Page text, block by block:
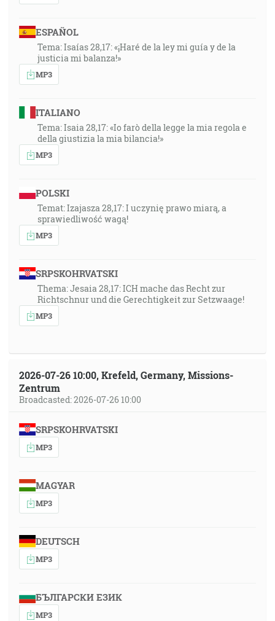
ESPAÑOL
Tema: Isaías 28,17: «¡Haré de la ley mi guía y de la
justicia mi balanza!»
MP3
ITALIANO
Tema: Isaia 28,17: «Io farò della legge la mia regola e
della giustizia la mia bilancia!»
MP3
POLSKI
Temat: Izajasza 28,17: I uczynię prawo miarą, a
sprawiedliwość wagą!
MP3
SRPSKOHRVATSKI
Thema: Jesaia 28,17: ICH mache das Recht zur
Richtschnur und die Gerechtigkeit zur Setzwaage!
MP3
2026-07-26 10:00, Krefeld, Germany, Missions-
Zentrum
Broadcasted: 2026-07-26 10:00
SRPSKOHRVATSKI
MP3
MAGYAR
MP3
DEUTSCH
MP3
БЪЛГАРСКИ ЕЗИК
MP3